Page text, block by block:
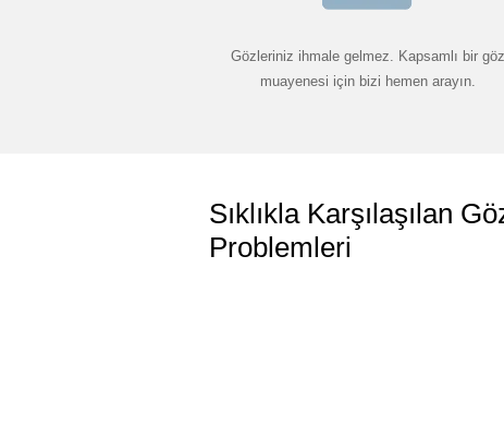
Gözleriniz ihmale gelmez. Kapsamlı bir göz
muayenesi için bizi hemen arayın.
Sıklıkla Karşılaşılan
Problemleri